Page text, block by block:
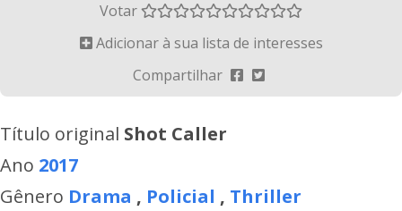
Votar
Adicionar à sua lista de interesses
Compartilhar
Título original Shot Caller
Ano 2017
Gênero Drama , Policial , Thriller